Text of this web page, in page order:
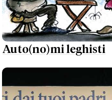
Auto(no)mi leghisti